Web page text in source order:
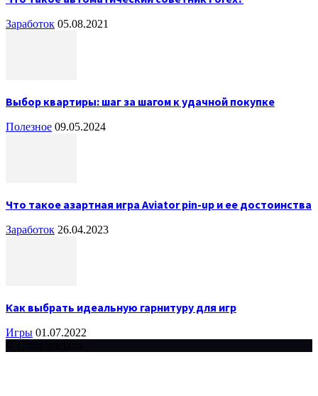
Заработок 05.08.2021
Выбор квартиры: шаг за шагом к удачной покупке
Полезное 09.05.2024
Что такое азартная игра Aviator pin-up и ее достоинства
Заработок 26.04.2023
Как выбрать идеальную гарнитуру для игр
Игры 01.07.2022